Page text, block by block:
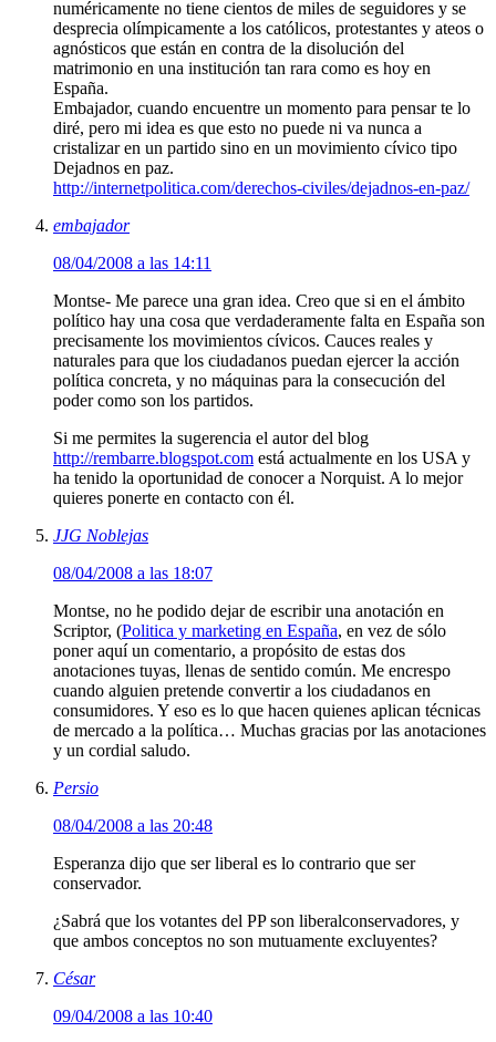
numéricamente no tiene cientos de miles de seguidores y se
desprecia olímpicamente a los católicos, protestantes y ateos o
agnósticos que están en contra de la disolución del
matrimonio en una institución tan rara como es hoy en
España.
Embajador, cuando encuentre un momento para pensar te lo
diré, pero mi idea es que esto no puede ni va nunca a
cristalizar en un partido sino en un movimiento cívico tipo
Dejadnos en paz.
http://internetpolitica.com/derechos-civiles/dejadnos-en-paz/
embajador
08/04/2008 a las 14:11
Montse- Me parece una gran idea. Creo que si en el ámbito
político hay una cosa que verdaderamente falta en España son
precisamente los movimientos cívicos. Cauces reales y
naturales para que los ciudadanos puedan ejercer la acción
política concreta, y no máquinas para la consecución del
poder como son los partidos.
Si me permites la sugerencia el autor del blog
http://rembarre.blogspot.com está actualmente en los USA y
ha tenido la oportunidad de conocer a Norquist. A lo mejor
quieres ponerte en contacto con él.
JJG Noblejas
08/04/2008 a las 18:07
Montse, no he podido dejar de escribir una anotación en
Scriptor, (Politica y marketing en España, en vez de sólo
poner aquí un comentario, a propósito de estas dos
anotaciones tuyas, llenas de sentido común. Me encrespo
cuando alguien pretende convertir a los ciudadanos en
consumidores. Y eso es lo que hacen quienes aplican técnicas
de mercado a la política… Muchas gracias por las anotaciones
y un cordial saludo.
Persio
08/04/2008 a las 20:48
Esperanza dijo que ser liberal es lo contrario que ser
conservador.
¿Sabrá que los votantes del PP son liberalconservadores, y
que ambos conceptos no son mutuamente excluyentes?
César
09/04/2008 a las 10:40